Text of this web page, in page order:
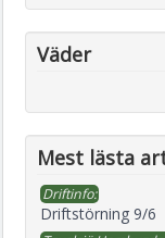
Väder
Mest lästa
Driftinfo:
Driftstörning 9/6